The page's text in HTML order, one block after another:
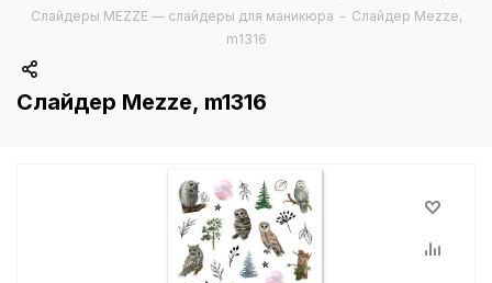
Слайдеры MEZZE — слайдеры для маникюра - Слайдер Mezze,
m1316
Слайдер Mezze, m1316